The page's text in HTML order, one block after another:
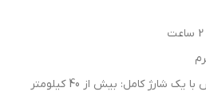
حداکثر مسافت قابل پیمایش با یک شارژ کامل: بیش از 40 کیلومتر